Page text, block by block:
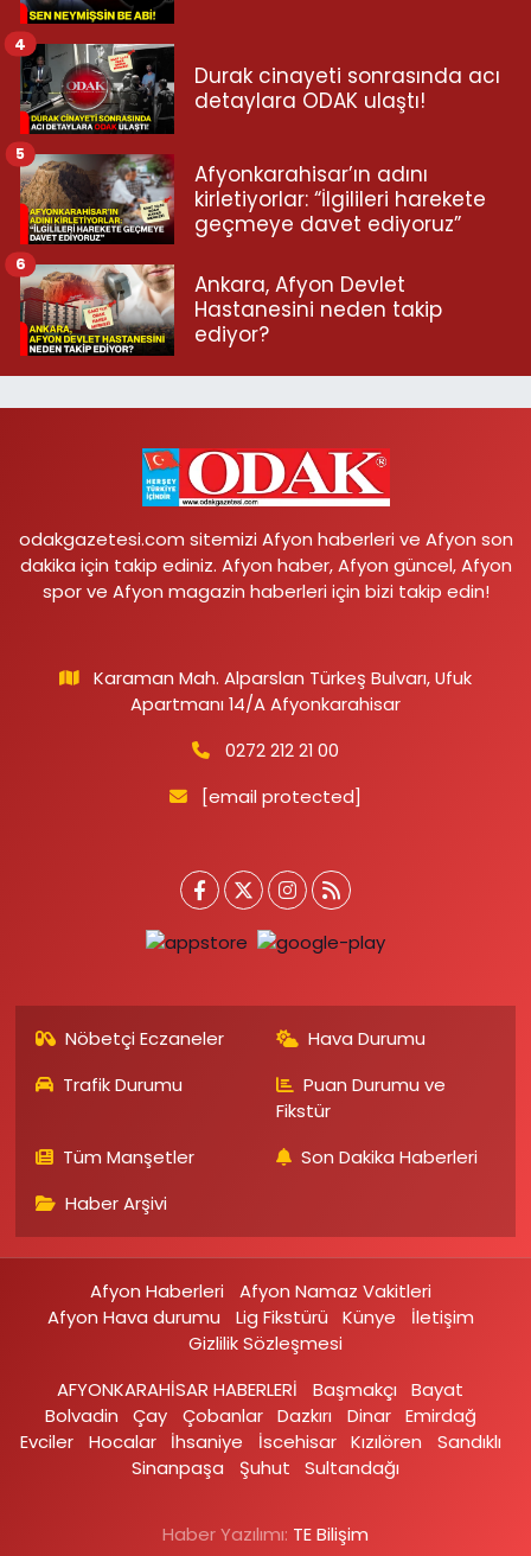
Durak cinayeti sonrasında acı
detaylara ODAK ulaştı!
4
Afyonkarahisar’ın adını
kirletiyorlar: “İlgilileri harekete
geçmeye davet ediyoruz”
5
Ankara, Afyon Devlet
Hastanesini neden takip
ediyor?
6
odakgazetesi.com sitemizi Afyon haberleri ve Afyon son
dakika için takip ediniz. Afyon haber, Afyon güncel, Afyon
spor ve Afyon magazin haberleri için bizi takip edin!
Karaman Mah. Alparslan Türkeş Bulvarı, Ufuk
Apartmanı 14/A Afyonkarahisar
0272 212 21 00
[email protected]
Nöbetçi Eczaneler
Hava Durumu
Trafik Durumu
Puan Durumu ve
Fikstür
Tüm Manşetler
Son Dakika Haberleri
Haber Arşivi
Afyon Haberleri
Afyon Namaz Vakitleri
Afyon Hava durumu
Lig Fikstürü Künye
İletişim
Gizlilik Sözleşmesi
AFYONKARAHİSAR HABERLERİ
Başmakçı
Bayat
Bolvadin
Çay Çobanlar Dazkırı Dinar Emirdağ‎
Evciler‎
Hocalar İhsaniye‎ İscehisar Kızılören‎
Sandıklı‎
Sinanpaşa
Şuhut Sultandağı
Haber Yazılımı: TE Bilişim